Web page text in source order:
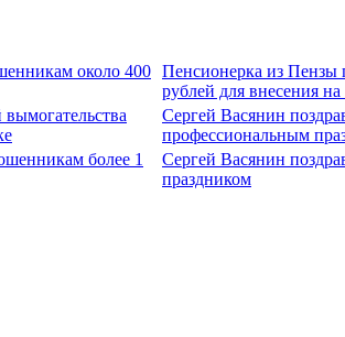
около 400 Пенсионерка из Пензы
рублей для внесения
Сергей Васянин
профессиональным
более 1
Сергей Васянин
праздником